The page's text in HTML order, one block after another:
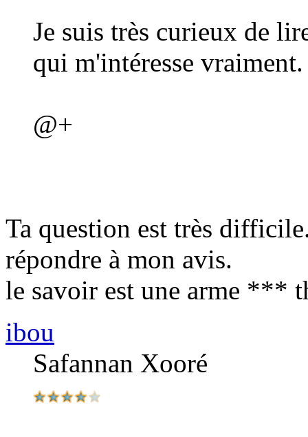
Je suis très curieux de
qui m'intéresse vraiment.
@+
Ta question est très
répondre à mon avis.
le savoir est une arme ***
ibou
Safannan Xooré